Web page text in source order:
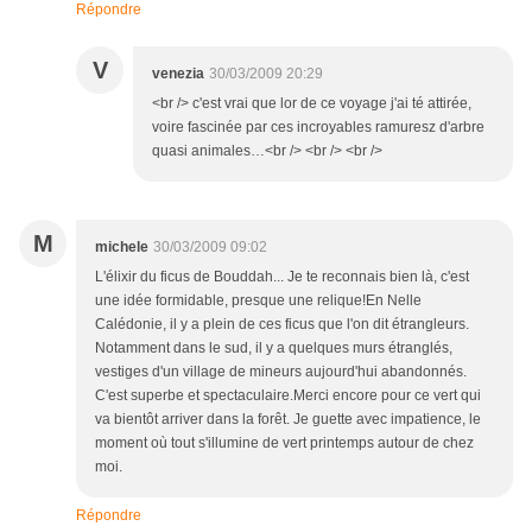
Répondre
V venezia 30/03/2009 20:29
<br /> c'est vrai que lor de ce voyage j'ai té attirée,
voire fascinée par ces incroyables ramuresz d'arbre
quasi animales…<br /> <br /> <br />
M michele 30/03/2009 09:02
L'élixir du ficus de Bouddah... Je te reconnais bien là, c'est
une idée formidable, presque une relique!En Nelle
Calédonie, il y a plein de ces ficus que l'on dit étrangleurs.
Notamment dans le sud, il y a quelques murs étranglés,
vestiges d'un village de mineurs aujourd'hui abandonnés.
C'est superbe et spectaculaire.Merci encore pour ce vert qui
va bientôt arriver dans la forêt. Je guette avec impatience, le
moment où tout s'illumine de vert printemps autour de chez
moi.
Répondre